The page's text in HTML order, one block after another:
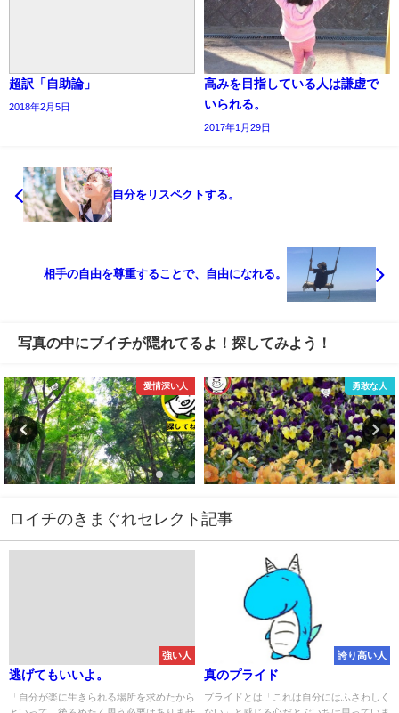
超訳「自助論」
2018年2月5日
高みを目指している人は謙虚で
いられる。
2017年1月29日
自分をリスペクトする。
相手の自由を尊重することで、自由になれる。
写真の中にブイチが隠れてるよ！探してみよう！
愛情深い人 勇敢な人
ロイチのきまぐれセレクト記事
強い人
逃げてもいいよ。
「自分が楽に生きられる場所を求めたから
誇り高い人
真のプライド
プライドとは「これは自分にはふさわしく